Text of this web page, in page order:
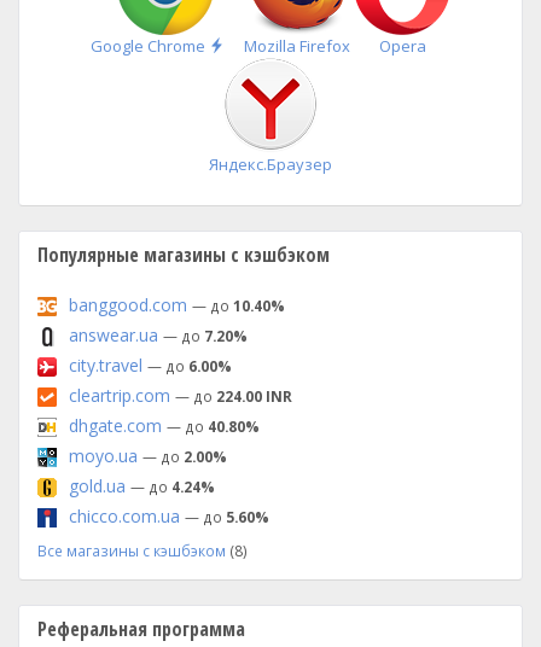
Google Chrome
Быстрая
установка
Mozilla Firefox Opera
Яндекс.Браузер
Популярные магазины с кэшбэком
banggood.com — до 10.40%
answear.ua — до 7.20%
city.travel — до 6.00%
cleartrip.com — до 224.00 INR
dhgate.com — до 40.80%
moyo.ua — до 2.00%
gold.ua — до 4.24%
chicco.com.ua — до 5.60%
Все магазины с кэшбэком (8)
Реферальная программа